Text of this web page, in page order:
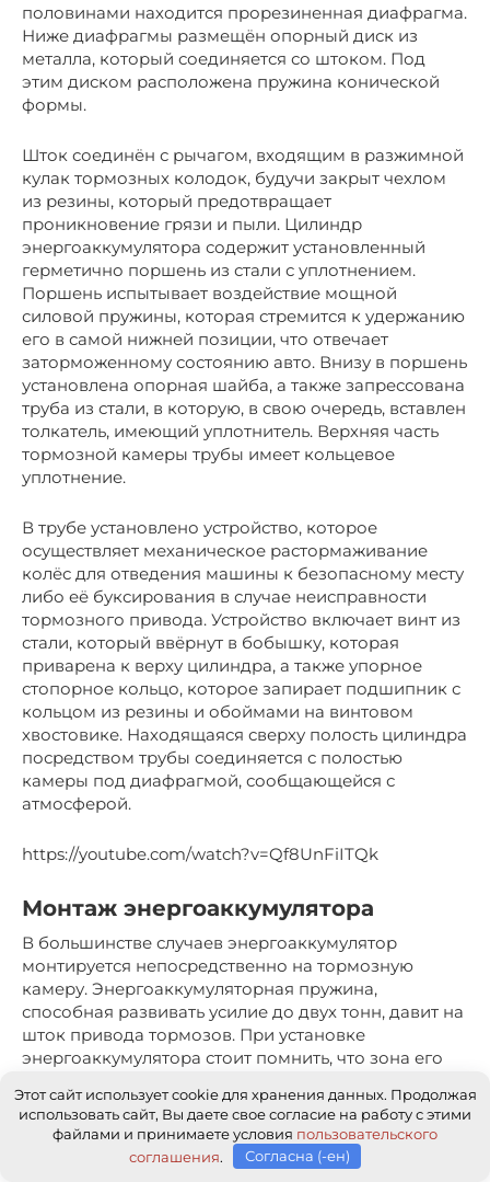
половинами находится прорезиненная диафрагма.
Ниже диафрагмы размещён опорный диск из
металла, который соединяется со штоком. Под
этим диском расположена пружина конической
формы.
Шток соединён с рычагом, входящим в разжимной
кулак тормозных колодок, будучи закрыт чехлом
из резины, который предотвращает
проникновение грязи и пыли. Цилиндр
энергоаккумулятора содержит установленный
герметично поршень из стали с уплотнением.
Поршень испытывает воздействие мощной
силовой пружины, которая стремится к удержанию
его в самой нижней позиции, что отвечает
заторможенному состоянию авто. Внизу в поршень
установлена опорная шайба, а также запрессована
труба из стали, в которую, в свою очередь, вставлен
толкатель, имеющий уплотнитель. Верхняя часть
тормозной камеры трубы имеет кольцевое
уплотнение.
В трубе установлено устройство, которое
осуществляет механическое растормаживание
колёс для отведения машины к безопасному месту
либо её буксирования в случае неисправности
тормозного привода. Устройство включает винт из
стали, который ввёрнут в бобышку, которая
приварена к верху цилиндра, а также упорное
стопорное кольцо, которое запирает подшипник с
кольцом из резины и обоймами на винтовом
хвостовике. Находящаяся сверху полость цилиндра
посредством трубы соединяется с полостью
камеры под диафрагмой, сообщающейся с
атмосферой.
https://youtube.com/watch?v=Qf8UnFiITQk
Монтаж энергоаккумулятора
В большинстве случаев энергоаккумулятор
монтируется непосредственно на тормозную
камеру. Энергоаккумуляторная пружина,
способная развивать усилие до двух тонн, давит на
шток привода тормозов. При установке
энергоаккумулятора стоит помнить, что зона его
пространства для подведения шлангов, по
которым в последствии будет проходить сжатый
воздух. При монтаже энергоаккумулятора
выполняется следующая последовательность
Этот сайт использует cookie для хранения данных. Продолжая
использовать сайт, Вы даете свое согласие на работу с этими
файлами и принимаете условия пользовательского
соглашения. Согласна (-ен)